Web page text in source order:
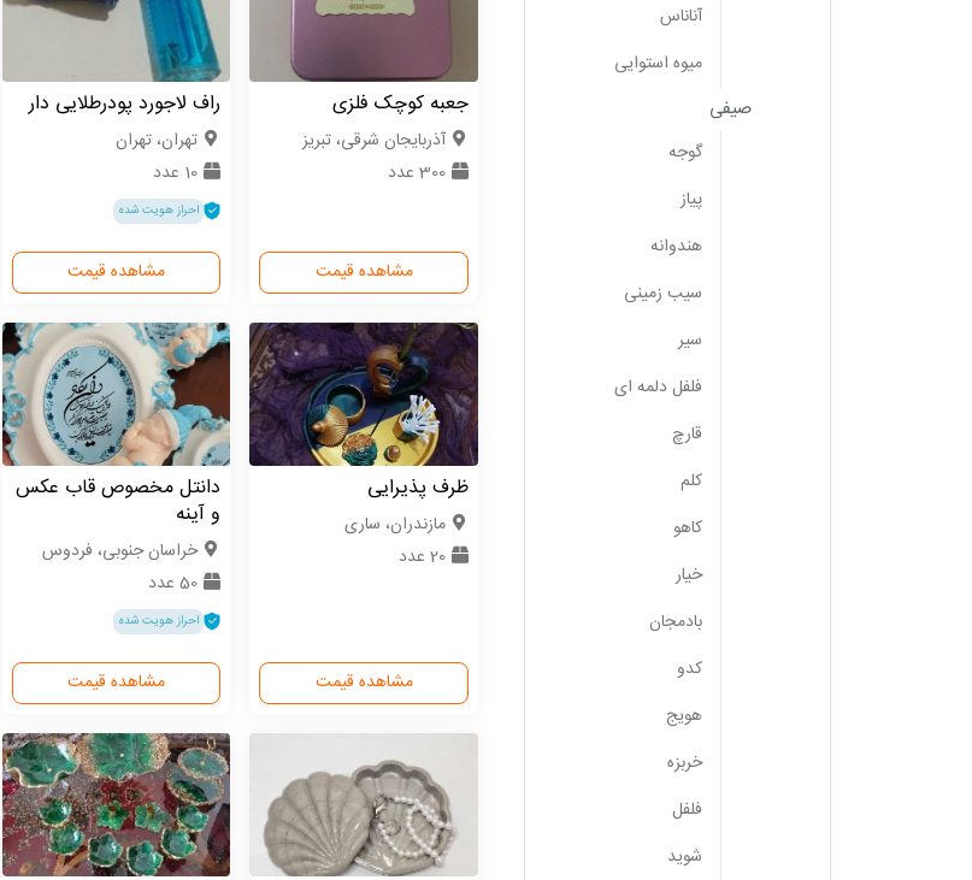
جعبه کوچک فلزی
آذربایجان شرقی، تبریز
300 عدد
مشاهده قیمت
راف لاجورد پودرطلایی دار
تهران، تهران
10 عدد
احراز هویت شده
مشاهده قیمت
ظرف پذیرایی
مازندران، ساری
20 عدد
مشاهده قیمت
دانتل مخصوص قاب عکس
و آینه
خراسان جنوبی، فردوس
50 عدد
احراز هویت شده
مشاهده قیمت
آناناس
میوه استوایی
صیفی
گوجه
پیاز
هندوانه
سیب زمینی
سیر
فلفل دلمه ای
قارچ
کلم
کاهو
خیار
بادمجان
کدو
هویج
خربزه
فلفل
شوید